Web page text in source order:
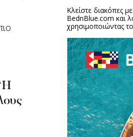
Κλείστε διακόπες
BednBlue.com και
χρησιμοποιώντας